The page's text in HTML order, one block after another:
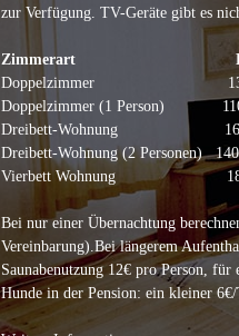
zur Verfügung. TV-Geräte gibt es
Zimmerart
Doppelzimmer
Doppelzimmer (1 Person)
Dreibett-Wohnung
Dreibett-Wohnung (2 Personen)
Vierbett Wohnung
Bei nur einer Übernachtung
Vereinbarung).Bei längerem
Saunabenutzung 12€ pro Person, für
Hunde in der Pension: ein kleiner